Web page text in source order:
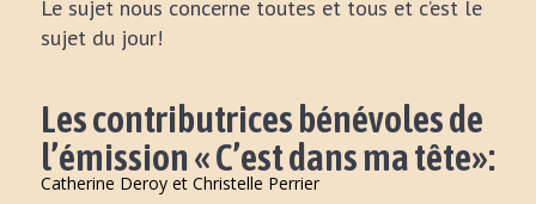
Le sujet nous concerne toutes et tous et c’est le
sujet du jour!
Les contributrices bénévoles de
l’émission « C’est dans ma tête»:
Catherine Deroy et Christelle Perrier